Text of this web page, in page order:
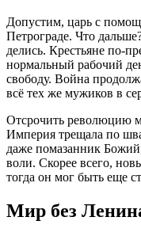
Допустим, царь с
Петрограде. Что
делись. Крестьяне по-
нормальный рабочий
свободу. Война
всё тех же мужиков в
Отсрочить революцию
Империя трещала по
даже помазанник
воли. Скорее всего,
тогда он мог быть еще
Мир без